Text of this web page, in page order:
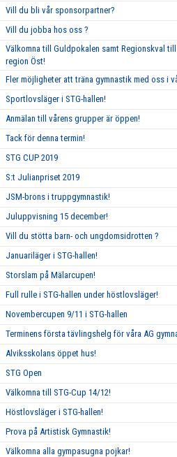
Vill du bli vår sponsorpartner?
Vill du jobba hos oss ?
Välkomna till Guldpokalen samt Regionskval
region Öst!
Fler möjligheter att träna gymnastik med oss i
Sportlovsläger i STG-hallen!
Anmälan till vårens grupper är öppen!
Tack för denna termin!
STG CUP 2019
S:t Julianpriset 2019
JSM-brons i truppgymnastik!
Juluppvisning 15 december!
Vill du stötta barn- och ungdomsidrotten ?
Januariläger i STG-hallen!
Storslam på Mälarcupen!
Full rulle i STG-hallen under höstlovsläger!
Novembercupen 9/11 i STG-hallen
Terminens första tävlingshelg för våra AG
Alviksskolans öppet hus!
STG Open
Välkomna till STG-Cup 14/12!
Höstlovsläger i STG-hallen!
Prova på Artistisk Gymnastik!
Välkomna alla gympasugna pojkar!